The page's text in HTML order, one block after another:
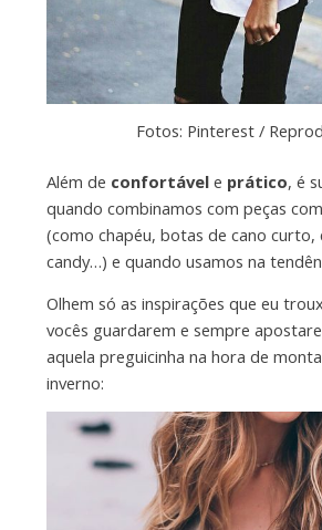
Fotos: Pinterest /
Além de confortávele prático, é
quando combinamos com peças
(como chapéu, botas de cano curto,
candy…) e quando usamos na
Olhem só as inspirações que eu
vocês guardarem e sempre
aquela preguicinha na hora de
inverno: